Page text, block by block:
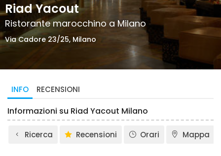
Riad Yacout
Ristorante marocchino a Milano
Via Cadore 23/25, Milano
INFO RECENSIONI
Informazioni su Riad Yacout Milano
Ricerca Recensioni Orari Mappa